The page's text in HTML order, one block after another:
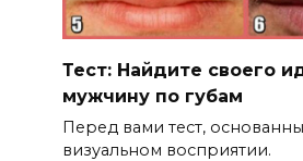
Тест: Найдите своего
мужчину по губам
Перед вами тест,
визуальном восприятии.